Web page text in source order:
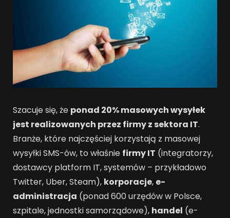
Szacuje się, że ponad 20% masowych wysyłek
jest realizowanych przez firmy z sektora IT.
Branże, które najczęściej korzystają z masowej
wysyłki SMS-ów, to właśnie firmy IT (integratorzy,
dostawcy platform IT, systemów – przykładowo
Twitter, Uber, Steam), korporacje, e-
administracja (ponad 600 urzędów w Polsce,
szpitale, jednostki samorządowe), handel (e-